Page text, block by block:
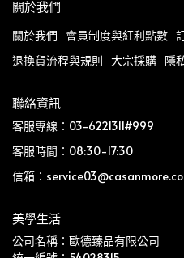
關於我們
關於我們 會員制度與紅利點數
退換貨流程與規則 大宗採購 隱
聯絡資訊
客服專線：03-6221311#999
客服時間：08:30-17:30
信箱：
美學生活
公司名稱：歐德臻品有限公司